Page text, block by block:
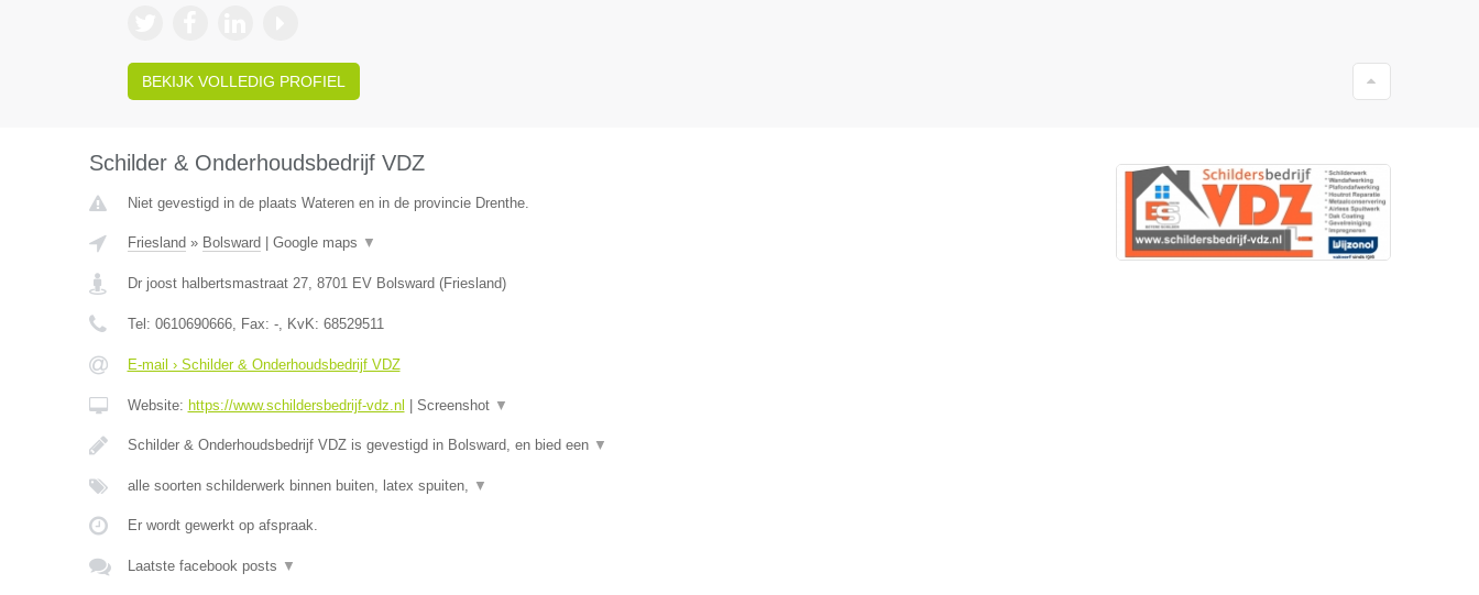
BEKIJK VOLLEDIG PROFIEL
Schilder & Onderhoudsbedrijf VDZ
Niet gevestigd in de plaats Wateren en in de provincie Drenthe.
Friesland » Bolsward Google maps ▼
Dr joost halbertsmastraat 27, 8701 EV Bolsward (Friesland)
Tel: 0610690666, Fax: -, KvK: 68529511
E-mail › Schilder & Onderhoudsbedrijf VDZ
Website: https://www.schildersbedrijf-vdz.nl Screenshot ▼
Schilder & Onderhoudsbedrijf VDZ is gevestigd in Bolsward, en bied een ▼
alle soorten schilderwerk binnen buiten, latex spuiten, ▼
Er wordt gewerkt op afspraak.
Laatste facebook posts ▼